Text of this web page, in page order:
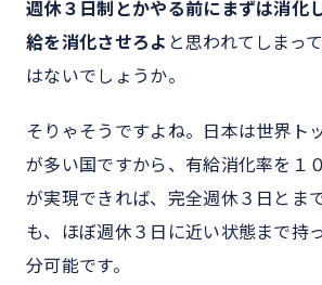
週休３日制とかやる前にまずは消化
給を消化させろよ と思われてしまっ
はないでしょうか。
そりゃそうですよね。日本は世界ト
が多い国ですから、有給消化率を１
が実現できれば、完全週休３日とま
も、ほぼ週休３日に近い状態まで持
分可能です。